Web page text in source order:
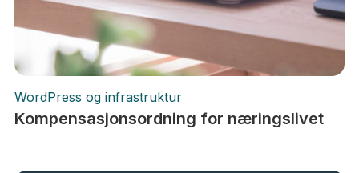
WordPress og infrastruktur
Kompensasjonsordning for næringslivet